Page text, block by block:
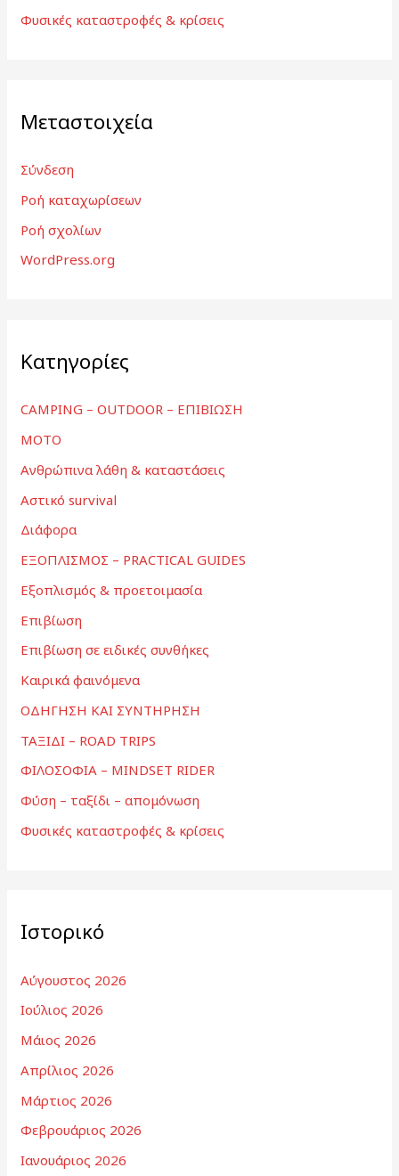
Φυσικές καταστροφές & κρίσεις
Μεταστοιχεία
Σύνδεση
Ροή καταχωρίσεων
Ροή σχολίων
WordPress.org
Kατηγορίες
CAMPING – OUTDOOR – ΕΠΙΒΙΩΣΗ
MOTO
Ανθρώπινα λάθη & καταστάσεις
Αστικό survival
Διάφορα
ΕΞΟΠΛΙΣΜΟΣ – PRACTICAL GUIDES
Εξοπλισμός & προετοιμασία
Επιβίωση
Επιβίωση σε ειδικές συνθήκες
Καιρικά φαινόμενα
ΟΔΗΓΗΣΗ ΚΑΙ ΣΥΝΤΗΡΗΣΗ
ΤΑΞΙΔΙ – ROAD TRIPS
ΦΙΛΟΣΟΦΙΑ – MINDSET RIDER
Φύση – ταξίδι – απομόνωση
Φυσικές καταστροφές & κρίσεις
Ιστορικό
Αύγουστος 2026
Ιούλιος 2026
Μάιος 2026
Απρίλιος 2026
Μάρτιος 2026
Φεβρουάριος 2026
Ιανουάριος 2026